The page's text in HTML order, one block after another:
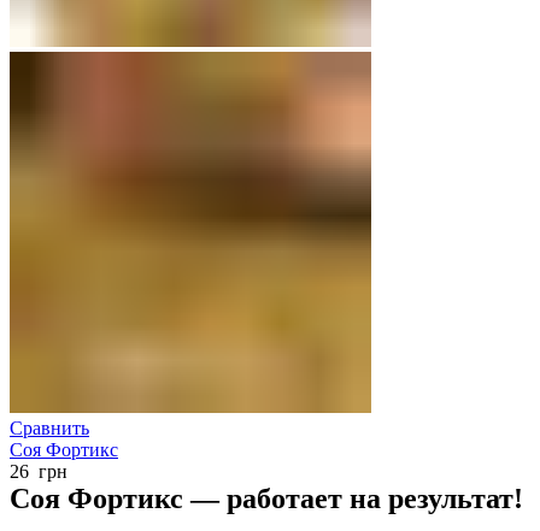
Сравнить
Соя Фортикс
26 грн
Соя Фортикс — работает на результат!